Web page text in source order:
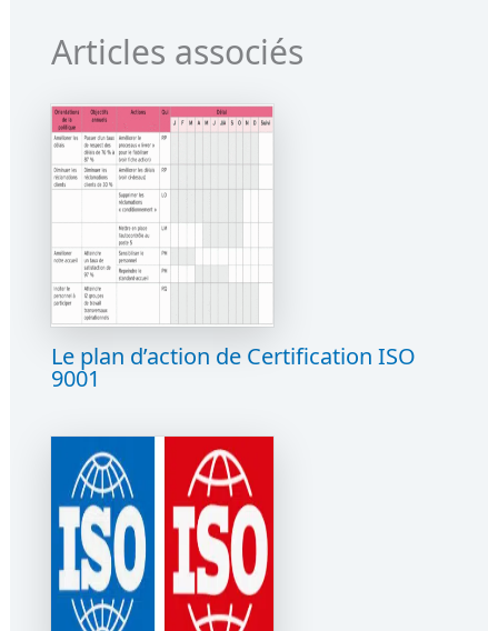
Articles associés
Le plan d’action de Certification ISO
9001